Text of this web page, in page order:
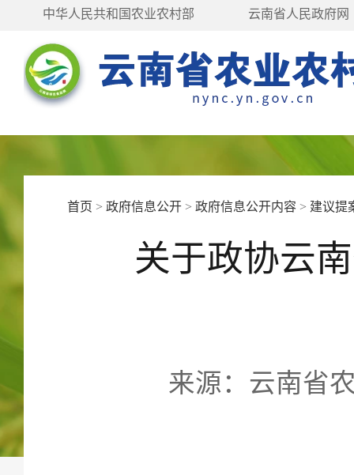
中华人民共和国农业农村部 云南省人民政府网
首页 >政府信息公开 >政府信息公开内容 > 建议提
关于政协云
来源：云南省